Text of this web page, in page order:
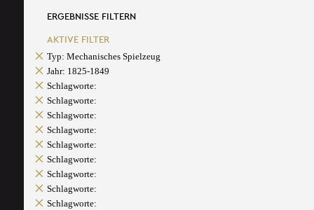
ERGEBNISSE FILTERN
AKTIVE FILTER
Typ: Mechanisches Spielzeug
Jahr: 1825-1849
Schlagworte:
Schlagworte:
Schlagworte:
Schlagworte:
Schlagworte:
Schlagworte:
Schlagworte:
Schlagworte:
Schlagworte: